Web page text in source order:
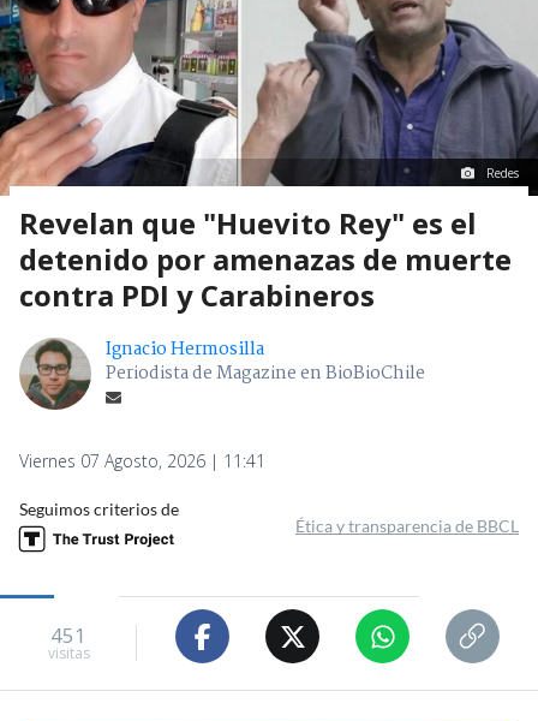
Redes
Revelan que "Huevito Rey" es el
detenido por amenazas de muerte
contra PDI y Carabineros
Ignacio Hermosilla
Periodista de Magazine en BioBioChile
Viernes 07 Agosto, 2026 | 11:41
Seguimos criterios de
Ética y transparencia de BBCL
451
visitas